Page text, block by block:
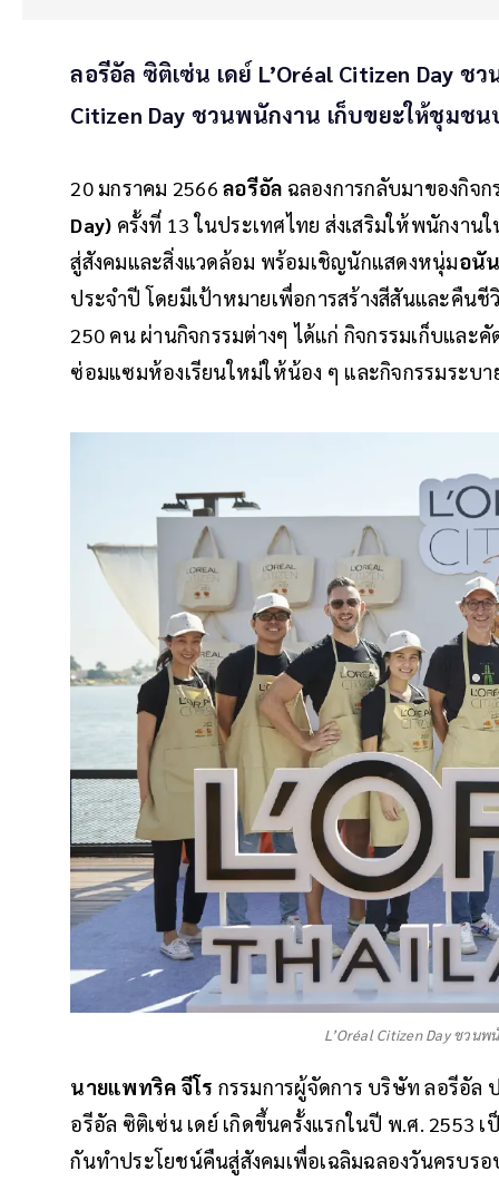
ลอรีอัล ซิติเซ่น เดย์ L’Oréal Citizen Day
Citizen Day ชวนพนักงาน เก็บขยะให้ชุมชน
20 มกราคม 2566 ลอรีอัล ฉลองการกลับมาของกิจ
Day) ครั้งที่ 13 ในประเทศไทย ส่งเสริมให้พนักงา
สู่สังคมและสิ่งแวดล้อม พร้อมเชิญนักแสดงหนุ่มอนั
ประจำปี โดยมีเป้าหมายเพื่อการสร้างสีสันและคืน
250 คน ผ่านกิจกรรมต่างๆ ได้แก่ กิจกรรมเก็บและ
ซ่อมแซมห้องเรียนใหม่ให้น้อง ๆ และกิจกรรมระบ
L’Oréal Citizen Day ชวนพ
นายแพทริค จีโร กรรมการผู้จัดการ บริษัท ลอรีอัล
อรีอัล ซิติเซ่น เดย์ เกิดขึ้นครั้งแรกในปี พ.ศ. 2553
กันทำประโยชน์คืนสู่สังคมเพื่อเฉลิมฉลองวันครบร